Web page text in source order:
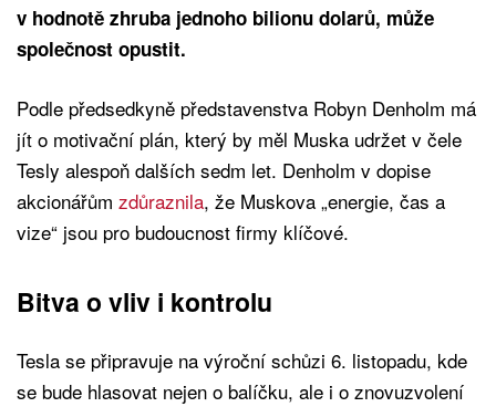
v hodnotě zhruba jednoho bilionu dolarů, může
společnost opustit.
Podle předsedkyně představenstva Robyn Denholm má
jít o motivační plán, který by měl Muska udržet v čele
Tesly alespoň dalších sedm let. Denholm v dopise
akcionářům zdůraznila, že Muskova „energie, čas a
vize“ jsou pro budoucnost firmy klíčové.
Bitva o vliv i kontrolu
Tesla se připravuje na výroční schůzi 6. listopadu, kde
se bude hlasovat nejen o balíčku, ale i o znovuzvolení